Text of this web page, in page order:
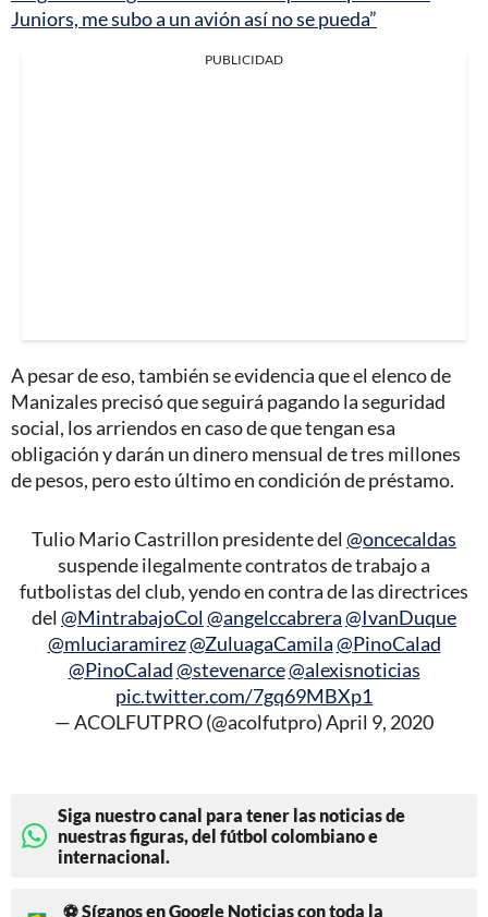
Juniors, me subo a un avión así no se pueda”
PUBLICIDAD
A pesar de eso, también se evidencia que el elenco de
Manizales precisó que seguirá pagando la seguridad
social, los arriendos en caso de que tengan esa
obligación y darán un dinero mensual de tres millones
de pesos, pero esto último en condición de préstamo.
Tulio Mario Castrillon presidente del @oncecaldas
suspende ilegalmente contratos de trabajo a
futbolistas del club, yendo en contra de las directrices
del @MintrabajoCol@angelccabrera@IvanDuque
@mluciaramirez@ZuluagaCamila@PinoCalad
@PinoCalad@stevenarce@alexisnoticias
pic.twitter.com/7gq69MBXp1
— ACOLFUTPRO (@acolfutpro)April 9, 2020
Siga nuestro canal para tener las noticias de
nuestras figuras, del fútbol colombiano e
internacional.
⚽ Síganos en Google Noticias con toda la